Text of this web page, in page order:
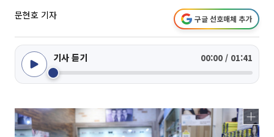
문현호 기자 구글 선호매체 추가
기사 듣기 00:00 / 01:41